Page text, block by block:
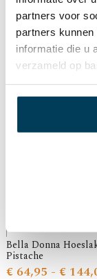
partners voor
partners
informatie die u
verzameld op
Bella Donna
Pistache
€64,95 - €